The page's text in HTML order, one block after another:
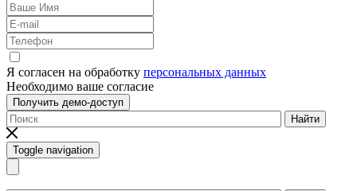
Я согласен на обработку персональных данных
Необходимо ваше согласие
Получить демо-доступ
Найти
Toggle navigation